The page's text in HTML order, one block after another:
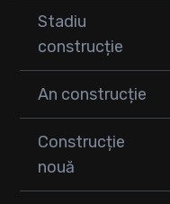
Stadiu
construcție
An construcție
Construcție
nouă